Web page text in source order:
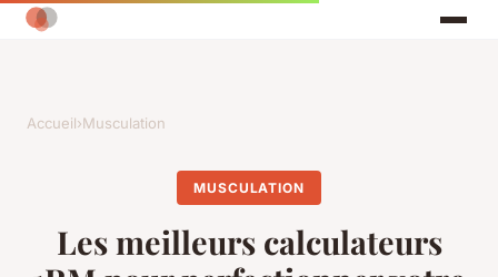
Accueil›Musculation
MUSCULATION
Les meilleurs calculateurs